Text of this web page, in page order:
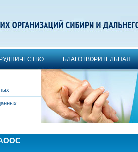
БЛАГОТВОРИТЕЛЬНАЯ
ПОМОЩЬ